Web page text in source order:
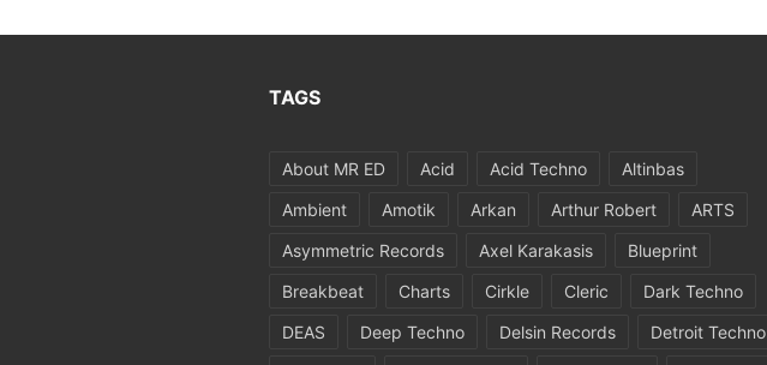
TAGS
About MR ED Acid Acid Techno
Altinbas
Ambient
Amotik Arkan Arthur Robert
ARTS
Asymmetric Records
Axel Karakasis
Blueprint
Breakbeat
Charts Cirkle Cleric
Dark Techno
DEAS
Deep Techno Delsin Records
Detroit Techno